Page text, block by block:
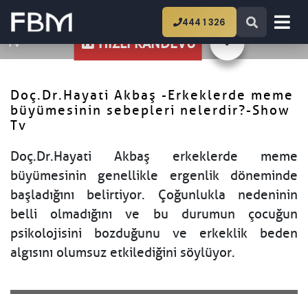
444 1 326
Doç.Dr.Hayati Akbaş -Erkeklerde
meme büyümesinin sebepleri nelerdir?-Show
Tv
HIZLI RANDEVU
Doç.Dr.Hayati Akbaş -Erkeklerde meme
büyümesinin sebepleri nelerdir?-Show
Tv
Doç.Dr.Hayati Akbaş erkeklerde meme
büyümesinin genellikle ergenlik döneminde
başladığını belirtiyor. Çoğunlukla nedeninin
belli olmadığını ve bu durumun çocuğun
psikolojisini bozduğunu ve erkeklik beden
algısını olumsuz etkilediğini söylüyor.